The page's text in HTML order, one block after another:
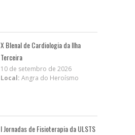
X BIenal de Cardiologia da Ilha
Terceira
10 de setembro de 2026
Local: Angra do Heroísmo
I Jornadas de Fisioterapia da ULSTS